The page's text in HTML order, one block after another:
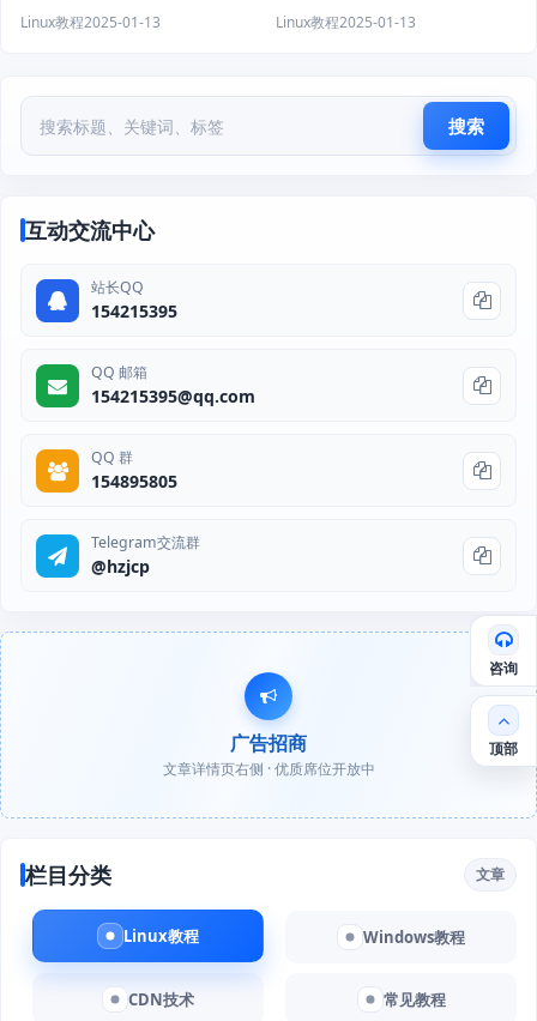
Linux教程2025-01-13 Linux教程2025-01-13
搜索
互动交流中心
站长QQ
154215395
QQ 邮箱
154215395@qq.com
QQ 群
154895805
Telegram交流群
@hzjcp
广告招商
文章详情页右侧 · 优质席位开放中
栏目分类 文章
Linux教程 Windows教程
CDN技术 常见教程
咨询
顶部